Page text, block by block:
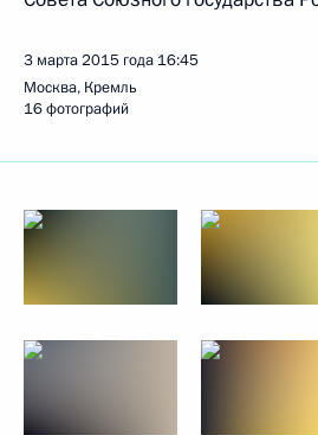
3 марта 2015 года 16:45
Москва, Кремль
16 фотографий